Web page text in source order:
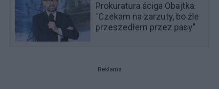
Prokuratura ściga Obajtka.
"Czekam na zarzuty, bo źle
przeszedłem przez pasy"
Reklama